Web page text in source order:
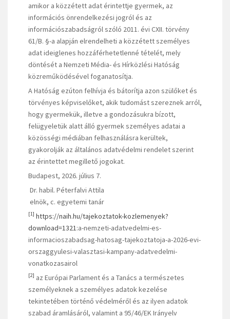
amikor a közzétett adat érintettje gyermek, az
információs önrendelkezési jogról és az
információszabadságról szóló 2011. évi CXII. törvény
61/B. §-a alapján elrendelheti a közzétett személyes
adat ideiglenes hozzáférhetetlenné tételét, mely
döntését a Nemzeti Média- és Hírközlési Hatóság
közreműködésével foganatosítja.
A Hatóság ezúton felhívja és bátorítja azon szülőket és
törvényes képviselőket, akik tudomást szereznek arról,
hogy gyermekük, illetve a gondozásukra bízott,
felügyeletük alatt álló gyermek személyes adatai a
közösségi médiában felhasználásra kerültek,
gyakorolják az általános adatvédelmi rendelet szerint
az érintettet megillető jogokat.
Budapest, 2026. július 7.
Dr. habil. Péterfalvi Attila
elnök, c. egyetemi tanár
[1] https://naih.hu/tajekoztatok-kozlemenyek?
download=1321:a-nemzeti-adatvedelmi-es-
informacioszabadsag-hatosag-tajekoztatoja-a-2026-evi-
orszaggyulesi-valasztasi-kampany-adatvedelmi-
vonatkozasairol
[2] az Európai Parlament és a Tanács a természetes
személyeknek a személyes adatok kezelése
tekintetében történő védelméről és az ilyen adatok
szabad áramlásáról, valamint a 95/46/EK Irányelv